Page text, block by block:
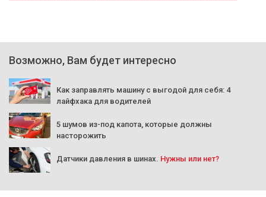
Возможно, Вам будет интересно
Как заправлять машину с выгодой для себя: 4
лайфхака для водителей
5 шумов из-под капота, которые должны
насторожить
Датчики давления в шинах. Нужны или нет?